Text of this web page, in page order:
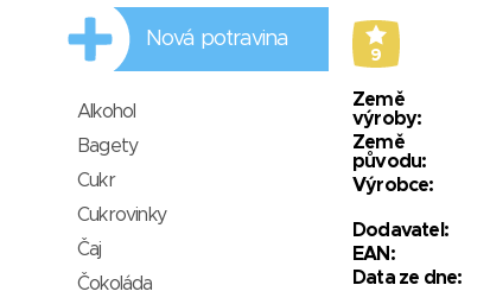
9
Země
výroby:
Země
původu:
Výrobce:
Dodavatel:
EAN:
Data ze dne:
Nová potravina
Alkohol
Bagety
Cukr
Cukrovinky
Čaj
Čokoláda